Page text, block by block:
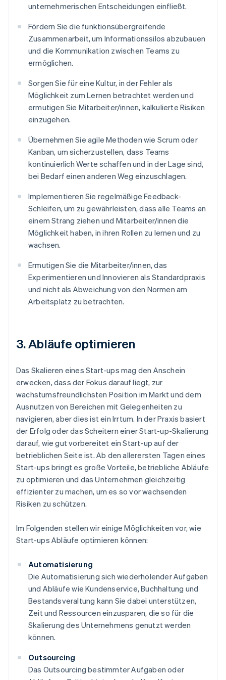
unternehmerischen Entscheidungen einfließt.
Fördern Sie die funktionsübergreifende
Zusammenarbeit, um Informationssilos abzubauen
und die Kommunikation zwischen Teams zu
ermöglichen.
Sorgen Sie für eine Kultur, in der Fehler als
Möglichkeit zum Lernen betrachtet werden und
ermutigen Sie Mitarbeiter/innen, kalkulierte Risiken
einzugehen.
Übernehmen Sie agile Methoden wie Scrum oder
Kanban, um sicherzustellen, dass Teams
kontinuierlich Werte schaffen und in der Lage sind,
bei Bedarf einen anderen Weg einzuschlagen.
Implementieren Sie regelmäßige Feedback-
Schleifen, um zu gewährleisten, dass alle Teams an
einem Strang ziehen und Mitarbeiter/innen die
Möglichkeit haben, in ihren Rollen zu lernen und zu
wachsen.
Ermutigen Sie die Mitarbeiter/innen, das
Experimentieren und Innovieren als Standardpraxis
und nicht als Abweichung von den Normen am
Arbeitsplatz zu betrachten.
3. Abläufe optimieren
Das Skalieren eines Start-ups mag den Anschein
erwecken, dass der Fokus darauf liegt, zur
wachstumsfreundlichsten Position im Markt und dem
Ausnutzen von Bereichen mit Gelegenheiten zu
navigieren, aber dies ist ein Irrtum. In der Praxis basiert
der Erfolg oder das Scheitern einer Start-up-Skalierung
darauf, wie gut vorbereitet ein Start-up auf der
betrieblichen Seite ist. Ab den allerersten Tagen eines
Start-ups bringt es große Vorteile, betriebliche Abläufe
zu optimieren und das Unternehmen gleichzeitig
effizienter zu machen, um es so vor wachsenden
Risiken zu schützen.
Im Folgenden stellen wir einige Möglichkeiten vor, wie
Start-ups Abläufe optimieren können:
Automatisierung
Die Automatisierung sich wiederholender Aufgaben
und Abläufe wie Kundenservice, Buchhaltung und
Bestandsveraltung kann Sie dabei unterstützen,
Zeit und Ressourcen einzusparen, die so für die
Skalierung des Unternehmens genutzt werden
können.
Outsourcing
Das Outsourcing bestimmter Aufgaben oder